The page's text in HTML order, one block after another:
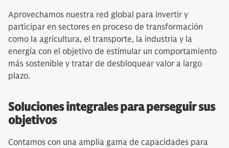
Aprovechamos nuestra red global para invertir y
participar en sectores en proceso de transformación
como la agricultura, el transporte, la industria y la
energía con el objetivo de estimular un comportamiento
más sostenible y tratar de desbloquear valor a largo
plazo.
Soluciones integrales para perseguir sus
objetivos
Contamos con una amplia gama de capacidades para